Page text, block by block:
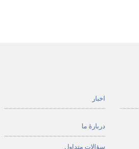
اخبار
دربارهٔ ما
سؤالات متداول